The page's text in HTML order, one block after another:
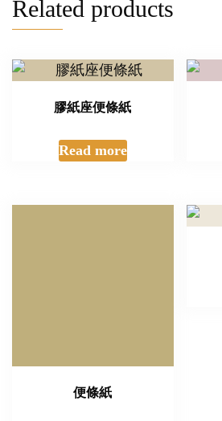
Related products
膠紙座便條紙
Read more
便條紙